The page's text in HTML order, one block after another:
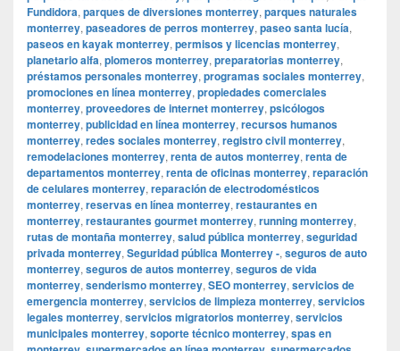
Fundidora, parques de diversiones monterrey, parques naturales
monterrey, paseadores de perros monterrey, paseo santa lucía,
paseos en kayak monterrey, permisos y licencias monterrey,
planetario alfa, plomeros monterrey, preparatorias monterrey,
préstamos personales monterrey, programas sociales monterrey,
promociones en línea monterrey, propiedades comerciales
monterrey, proveedores de internet monterrey, psicólogos
monterrey, publicidad en línea monterrey, recursos humanos
monterrey, redes sociales monterrey, registro civil monterrey,
remodelaciones monterrey, renta de autos monterrey, renta de
departamentos monterrey, renta de oficinas monterrey, reparación
de celulares monterrey, reparación de electrodomésticos
monterrey, reservas en línea monterrey, restaurantes en
monterrey, restaurantes gourmet monterrey, running monterrey,
rutas de montaña monterrey, salud pública monterrey, seguridad
privada monterrey, Seguridad pública Monterrey -, seguros de auto
monterrey, seguros de autos monterrey, seguros de vida
monterrey, senderismo monterrey, SEO monterrey, servicios de
emergencia monterrey, servicios de limpieza monterrey, servicios
legales monterrey, servicios migratorios monterrey, servicios
municipales monterrey, soporte técnico monterrey, spas en